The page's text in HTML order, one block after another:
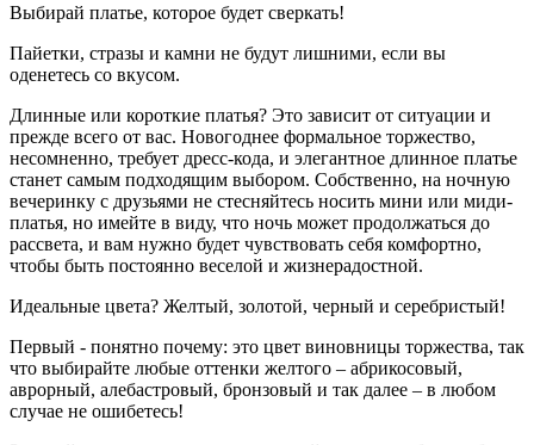
Выбирай платье, которое будет сверкать!
Пайетки, стразы и камни не будут лишними, если вы
оденетесь со вкусом.
Длинные или короткие платья? Это зависит от ситуации и
прежде всего от вас. Новогоднее формальное торжество,
несомненно, требует дресc-кода, и элегантное длинное платье
станет самым подходящим выбором. Собственно, на ночную
вечеринку с друзьями не стесняйтесь носить мини или миди-
платья, но имейте в виду, что ночь может продолжаться до
рассвета, и вам нужно будет чувствовать себя комфортно,
чтобы быть постоянно веселой и жизнерадостной.
Идеальные цвета? Желтый, золотой, черный и серебристый!
Первый - понятно почему: это цвет виновницы торжества, так
что выбирайте любые оттенки желтого – абрикосовый,
аврорный, алебастровый, бронзовый и так далее – в любом
случае не ошибетесь!